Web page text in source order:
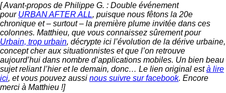
[ Avant-propos de Philippe G. : Double événement
pour URBAN AFTER ALL, puisque nous fêtons la 20e
chronique et – surtout – la première plume invitée dans ces
colonnes. Matthieu, que vous connaissez sûrement pour
Urbain, trop urbain, décrypte ici l’évolution de la dérive urbaine,
concept cher aux situationnistes et que l’on retrouve
aujourd’hui dans nombre d’applications mobiles. Un bien beau
sujet reliant l’hier et le demain, donc… Le lien original està lire
ici, et vous pouvez aussi nous suivre sur facebook. Encore
merci à Matthieu !]